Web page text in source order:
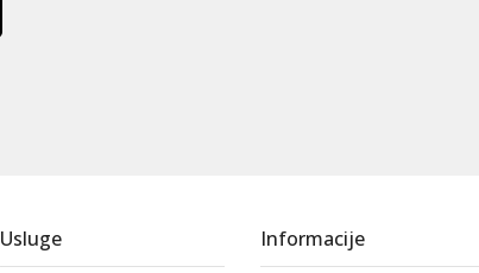
Usluge Informacije